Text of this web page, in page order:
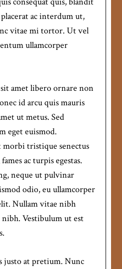
ac interdum ut,
vitae mi tortor. Ut vel
ullamcorper
amet libero ornare non
id arcu quis mauris
ut metus. Sed
eget euismod.
morbi tristique senectus
ac turpis egestas.
neque ut pulvinar
odio, eu ullamcorper
Nullam vitae nibh
Vestibulum ut est
at pretium. Nunc